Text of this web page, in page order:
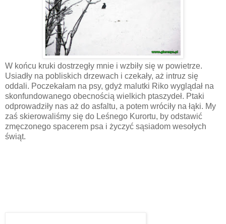
W końcu kruki dostrzegły mnie i wzbiły się w powietrze.
Usiadły na pobliskich drzewach i czekały, aż intruz się
oddali. Poczekałam na psy, gdyż malutki Riko wyglądał na
skonfundowanego obecnością wielkich ptaszydeł. Ptaki
odprowadziły nas aż do asfaltu, a potem wróciły na łąki. My
zaś skierowaliśmy się do Leśnego Kurortu, by odstawić
zmęczonego spacerem psa i życzyć sąsiadom wesołych
świąt.